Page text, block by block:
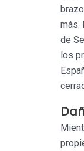
más.
de
los